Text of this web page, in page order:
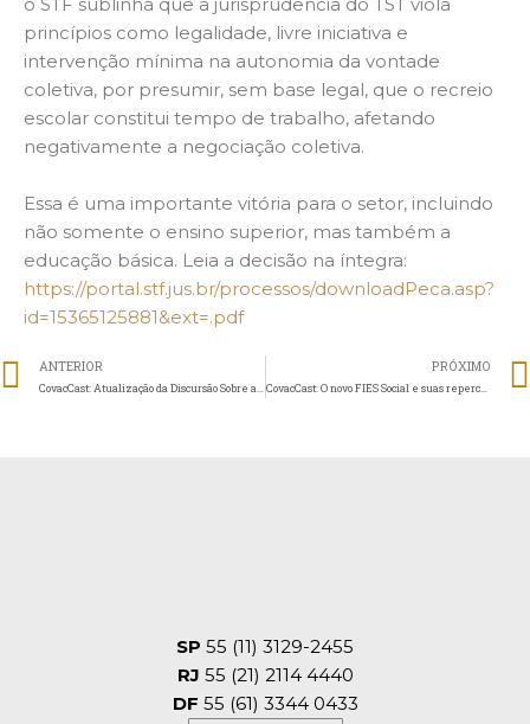
o STF sublinha que a jurisprudência do TST viola
princípios como legalidade, livre iniciativa e
intervenção mínima na autonomia da vontade
coletiva, por presumir, sem base legal, que o recreio
escolar constitui tempo de trabalho, afetando
negativamente a negociação coletiva.
Essa é uma importante vitória para o setor, incluindo
não somente o ensino superior, mas também a
educação básica. Leia a decisão na íntegra:
https://portal.stf.jus.br/processos/downloadPeca.asp?
id=15365125881&ext=.pdf
ANTERIOR PRÓXIMO
CovacCast: O novo FIES Social e suas repercussões
SP 55 (11) 3129-2455
RJ 55 (21) 2114 4440
DF 55 (61) 3344 0433